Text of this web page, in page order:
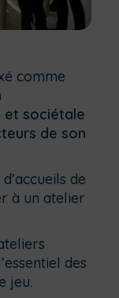
comme
et sociétale
de son
de
à un atelier
des
jeu.